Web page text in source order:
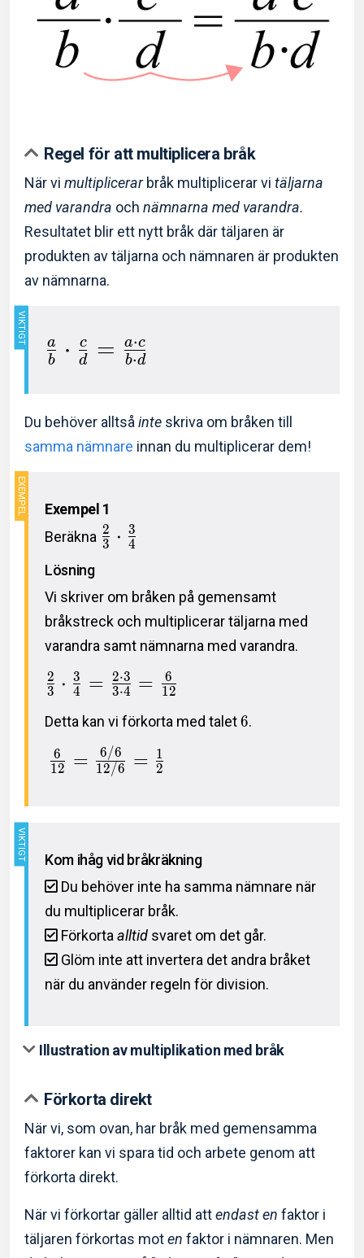
Regel för att multiplicera bråk
När vi multiplicerarbråk multiplicerar vi täljarna
med varandra och nämnarna med varandra.
Resultatet blir ett nytt bråk där täljaren är
produkten av täljarna och nämnaren är produkten
av nämnarna.
b
a ⋅ d
c = b⋅d
a⋅c
Du behöver alltså inte skriva om bråken till
samma nämnare innan du multiplicerar dem!
Exempel 1
Beräkna 3
2 ⋅ 4
3
Lösning
Vi skriver om bråken på gemensamt
bråkstreck och multiplicerar täljarna med
varandra samt nämnarna med varandra.
3
2 ⋅ 4
3 = 3⋅4
2⋅3 = 12
6
Detta kan vi förkorta med talet6.
12
6 = 12/6
6/6 = 2
1
Kom ihåg vid bråkräkning
Du behöver inte ha samma nämnare när
du multiplicerar bråk.
Förkorta alltid svaret om det går.
Glöm inte att invertera det andra bråket
när du använder regeln för division.
Illustration av multiplikation med bråk
Förkorta direkt
När vi, som ovan, har bråk med gemensamma
faktorer kan vi spara tid och arbete genom att
förkorta direkt.
När vi förkortar gäller alltid attendast en faktor i
täljaren förkortas moten faktor i nämnaren. Men